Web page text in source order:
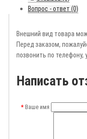
Вопрос - ответ (0)
Внешний вид товара
Перед заказом,
позвонить по телефону,
Написать
Ваше имя